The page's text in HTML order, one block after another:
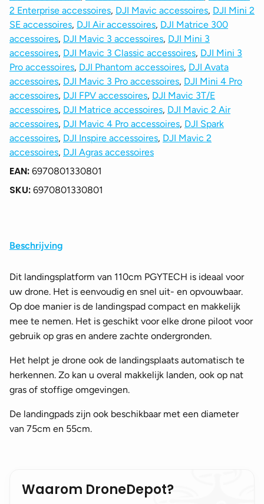
2 Enterprise accessoires, DJI Mavic accessoires, DJI Mini 2
SE accessoires, DJI Air accessoires, DJI Matrice 300
accessoires, DJI Mavic 3 accessoires, DJI Mini 3
accessoires, DJI Mavic 3 Classic accessoires, DJI Mini 3
Pro accessoires, DJI Phantom accessoires, DJI Avata
accessoires, DJI Mavic 3 Pro accessoires, DJI Mini 4 Pro
accessoires, DJI FPV accessoires, DJI Mavic 3T/E
accessoires, DJI Matrice accessoires, DJI Mavic 2 Air
accessoires, DJI Mavic 4 Pro accessoires, DJI Spark
accessoires, DJI Inspire accessoires, DJI Mavic 2
accessoires, DJI Agras accessoires
EAN: 6970801330801
SKU: 6970801330801
Beschrijving
Dit landingsplatform van 110cm PGYTECH is ideaal voor
uw drone. Het is eenvoudig en snel uit- en opvouwbaar.
Op doe manier is de landingspad compact en makkelijk
mee te nemen. Het is geschikt voor elke drone piloot voor
gebruik op gras en andere zachte ondergronden.
Het helpt je drone ook de landingsplaats automatisch te
herkennen. Zo kan u overal makkelijk landen, ook op nat
gras of stoffige omgevingen.
De landingpads zijn ook beschikbaar met een diameter
van 75cm en 55cm.
Waarom DroneDepot?